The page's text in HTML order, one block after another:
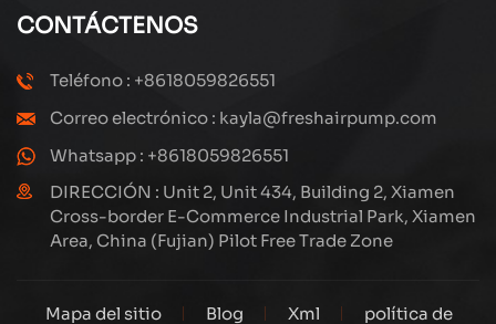
países y regiones, con una excelente calidad ha ganado
una amplia reputación internacional. Subang
Technology tiene un equipo de ventas profesional y un
estamos explorando y estudiando cómo actualizar
continuamente nuestros productos a través de la
innovación para satisfacer las crecientes necesidades
de los clientes. El enfoque central de la compañía en la
producción y fabricación de compresores de alta
CONTÁCTENOS
Teléfono : +8618059826551
Correo electrónico : kayla@freshairpump.com
Whatsapp : +8618059826551
DIRECCIÓN : Unit 2, Unit 434, Building 2, Xiamen
Cross-border E-Commerce Industrial Park, Xiamen
Area, China (Fujian) Pilot Free Trade Zone
Mapa del sitio Blog Xml política de